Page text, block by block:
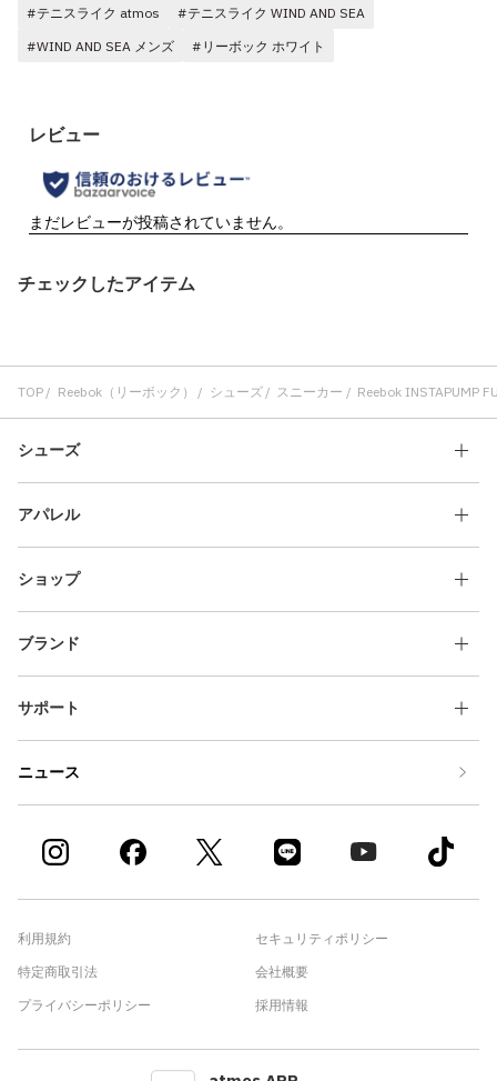
#テニスライク atmos
#テニスライク WIND AND SEA
#WIND AND SEA メンズ
#リーボック ホワイト
チェックしたアイテム
TOP Reebok（リーボック） シューズ スニーカー Reebok INSTAPUMP
シューズ
アパレル
ショップ
ブランド
サポート
ニュース
利用規約
特定商取引法
プライバシーポリシー
セキュリティポリシー
会社概要
採用情報